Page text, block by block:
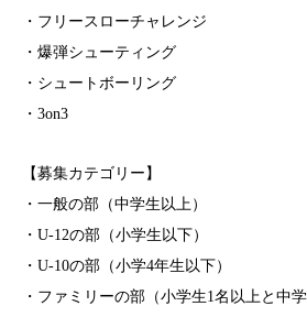
・フリースローチャレンジ
・爆弾シューティング
・シュートボーリング
・3on3
【募集カテゴリー】
・一般の部（中学生以上）
・U-12の部（小学生以下）
・U-10の部（小学4年生以下）
・ファミリーの部（小学生1名以上と中